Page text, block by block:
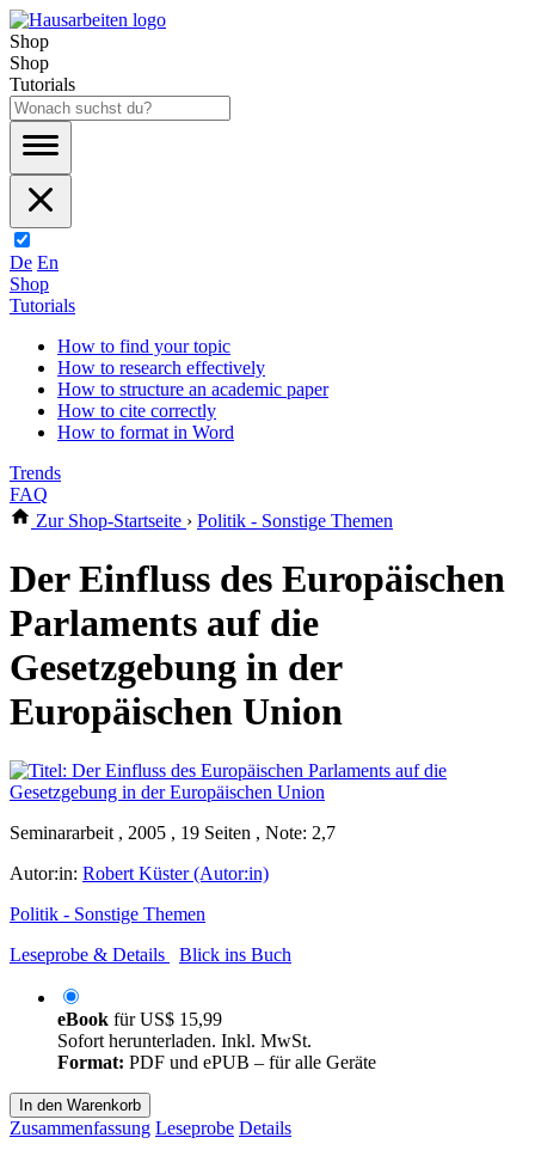
Shop
Shop
Tutorials
De En
Shop
Tutorials
How to find your topic
How to research effectively
How to structure an academic paper
How to cite correctly
How to format in Word
Trends
FAQ
Zur Shop-Startseite › Politik - Sonstige Themen
Der Einfluss des Europäischen
Parlaments auf die
Gesetzgebung in der
Europäischen Union
Seminararbeit , 2005 , 19 Seiten , Note: 2,7
Autor:in: Robert Küster (Autor:in)
Politik - Sonstige Themen
Leseprobe & Details
Blick ins Buch
eBook fürUS$ 15,99
Sofort herunterladen. Inkl. MwSt.
Format: PDF und ePUB – für alle Geräte
In den Warenkorb
Zusammenfassung Leseprobe Details